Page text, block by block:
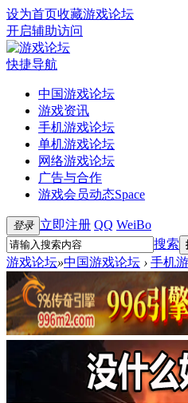
设为首页收藏游戏论坛
开启辅助访问
快捷导航
中国游戏论坛
游戏资讯
手机游戏论坛
单机游戏论坛
网络游戏论坛
广告与合作
游戏会员动态Space
登录 立即注册 QQ WeiBo
搜索
游戏论坛»中国游戏论坛 › 手机